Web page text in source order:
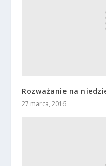
Rozważanie na
27 marca, 2016